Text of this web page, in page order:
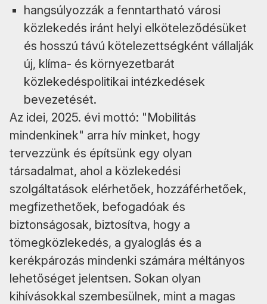
hangsúlyozzák a fenntartható városi
közlekedés iránt helyi elköteleződésüket
és hosszú távú kötelezettségként vállalják
új, klíma- és környezetbarát
közlekedéspolitikai intézkedések
bevezetését.
Az idei, 2025. évi mottó: "Mobilitás
mindenkinek" arra hív minket, hogy
tervezzünk és építsünk egy olyan
társadalmat, ahol a közlekedési
szolgáltatások elérhetőek, hozzáférhetőek,
megfizethetőek, befogadóak és
biztonságosak, biztosítva, hogy a
tömegközlekedés, a gyaloglás és a
kerékpározás mindenki számára méltányos
lehetőséget jelentsen. Sokan olyan
kihívásokkal szembesülnek, mint a magas